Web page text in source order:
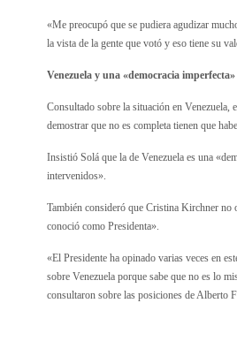
«Me preocupó que se pudiera agudizar
la vista de la gente que votó y eso tiene su
Venezuela y una «democracia imperfecta»
Consultado sobre la situación en Venezuela,
demostrar que no es completa tienen que
Insistió Solá que la de Venezuela es una
intervenidos».
También consideró que Cristina Kirchner no
conoció como Presidenta».
«El Presidente ha opinado varias veces en
sobre Venezuela porque sabe que no es lo
consultaron sobre las posiciones de Alberto